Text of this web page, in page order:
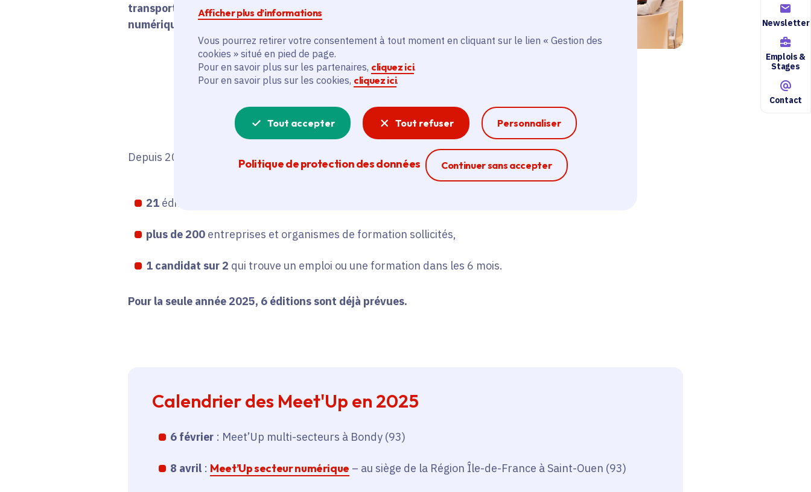
Afficher plus d’informations
Vous pourrez retirer votre consentement à tout moment en cliquant sur le lien « Gestion des
cookies » situé en pied de page.
Pour en savoir plus sur les partenaires, cliquez ici.
Pour en savoir plus sur les cookies, cliquez ici.
Tout accepter Tout refuser Personnaliser
Politique de protection des données Continuer sans accepter
Ferme la modale
Newsletter
Emplois &
Stages
Contact
transport-logistique, du sanitaire et social et du
numérique...
Depuis 2021, les Meet'Up c'est :
21éditions,
plus de 200entreprises et organismes de formation sollicités,
1 candidat sur 2 qui trouve un emploi ou une formation dans les 6 mois.
Pour la seule année 2025, 6 éditions sont déjà prévues.
Calendrier des Meet'Up en 2025
6 février: Meet’Up multi-secteurs à Bondy (93)
8 avril: Meet’Up secteur numérique – au siège de la Région Île-de-France à Saint-Ouen (93)